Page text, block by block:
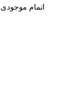
اتمام موجودی